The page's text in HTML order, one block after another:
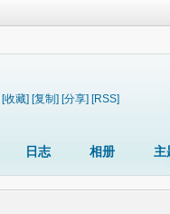
[收藏] [复制] [分享] [RSS]
日志 相册 主